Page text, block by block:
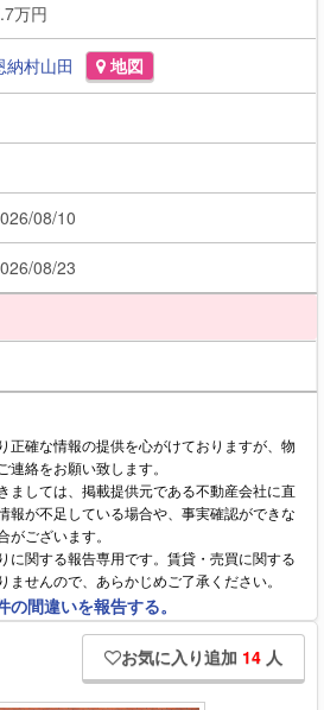
万円
納村山田 地図
08/10
08/23
正確な情報の提供を心がけておりますが、物
絡をお願い致します。
ましては、掲載提供元である不動産会社に直
報が不足している場合や、事実確認ができな
ございます。
に関する報告専用です。賃貸・売買に関する
せんので、あらかじめご了承ください。
間違いを報告する。
お気に入り追加 14 人